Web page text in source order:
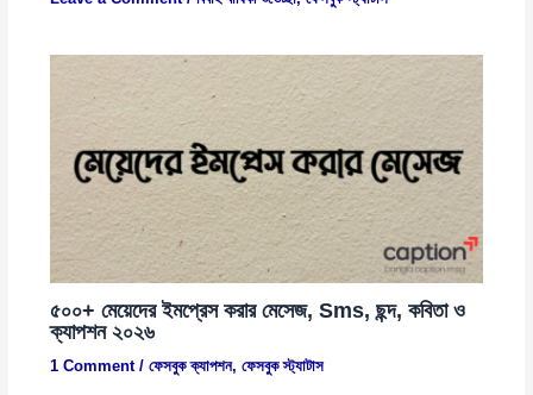
৫০০+ মেয়েদের ইমপ্রেস করার মেসেজ, Sms, ছন্দ, কবিতা ও
ক্যাপশন ২০২৬
1 Comment / ফেসবুক ক্যাপশন, ফেসবুক স্ট্যাটাস